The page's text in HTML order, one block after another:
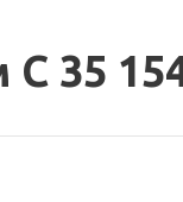
35